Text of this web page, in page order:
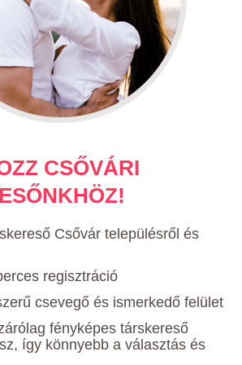
CSŐVÁRI
Csővár településről és
regisztráció
csevegő és ismerkedő felület
fényképes társkereső
így könnyebb a választás és